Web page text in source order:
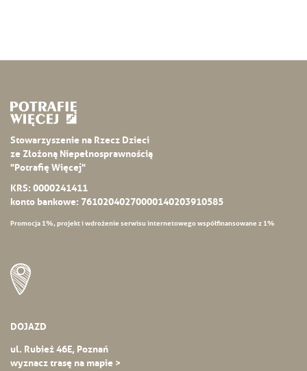
Stowarzyszenie na Rzecz Dzieci
ze Złożoną Niepełnosprawnością
"Potrafię Więcej"
KRS: 0000241411
konto bankowe: 76102040270000140203910585
Promocja 1%, projekt i wdrożenie serwisu internetowego współfinansowane z 1%
DOJAZD
ul. Rubież 46E, Poznań
wyznacz trasę na mapie >